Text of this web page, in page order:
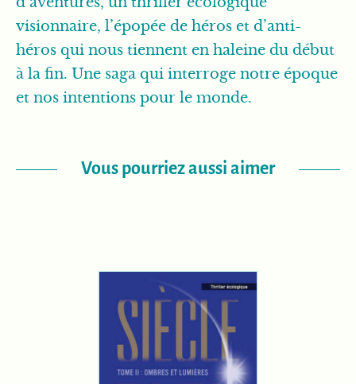
visionnaire, l’épopée de héros et d’anti-
héros qui nous tiennent en haleine du début
à la fin. Une saga qui interroge notre époque
et nos intentions pour le monde.
Vous pourriez aussi aimer